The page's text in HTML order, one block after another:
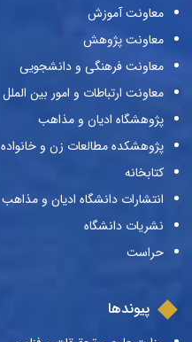
معاونت آموزش
معاونت پژوهش
معاونت فرهنگی و دانشجویی
معاونت ارتباطات و امور بین الملل
پژوهشگاه ادیان و مذاهب
پژوهشکده مطالعات زن و خانواده
کتابخانه
انتشارات دانشگاه ادیان و مذاهب
نشریات دانشگاه
حراست
پیوندها